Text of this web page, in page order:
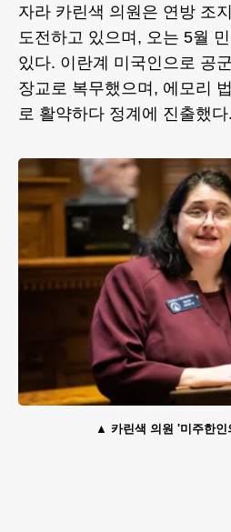
자라 카린색 의원은 연방 조
도전하고 있으며, 오는 5월
있다. 이란계 미국인으로 공
장교로 복무했으며, 에모리
로 활약하다 정계에 진출했
카린색 의원 '미주한